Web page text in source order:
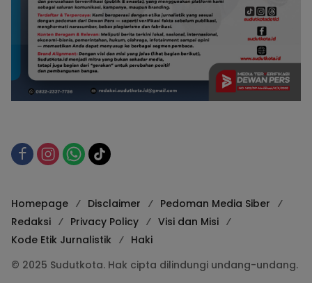
Homepage Disclaimer
Pedoman Media Siber
Redaksi
Privacy Policy
Visi dan Misi
Kode Etik Jurnalistik
Haki
© 2025 Sudutkota. Hak cipta dilindungi undang-undang.